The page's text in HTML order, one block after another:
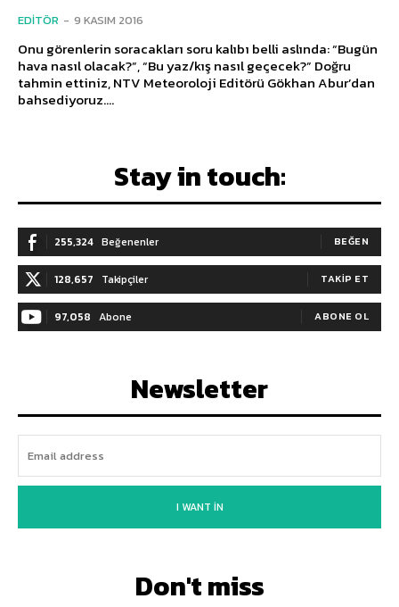
EDITÖR - 9 KASIM 2016
Onu görenlerin soracakları soru kalıbı belli aslında: “Bugün
hava nasıl olacak?”, “Bu yaz/kış nasıl geçecek?” Doğru
tahmin ettiniz, NTV Meteoroloji Editörü Gökhan Abur’dan
bahsediyoruz....
Stay in touch:
255,324 Beğenenler BEĞEN
128,657 Takipçiler TAKIP ET
97,058 Abone ABONE OL
Newsletter
I WANT IN
Don't miss